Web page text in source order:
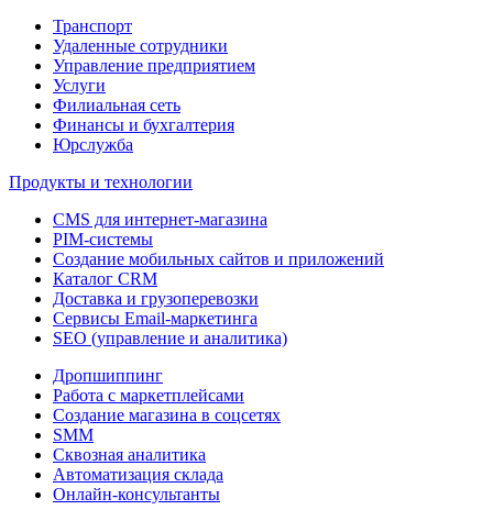
Транспорт
Удаленные сотрудники
Управление предприятием
Услуги
Филиальная сеть
Финансы и бухгалтерия
Юрслужба
Продукты и технологии
CMS для интернет-магазина
PIM-системы
Создание мобильных сайтов и приложений
Каталог CRM
Доставка и грузоперевозки
Сервисы Email-маркетинга
SEO (управление и аналитика)
Дропшиппинг
Работа с маркетплейсами
Создание магазина в соцсетях
SMM
Сквозная аналитика
Автоматизация склада
Онлайн-консультанты